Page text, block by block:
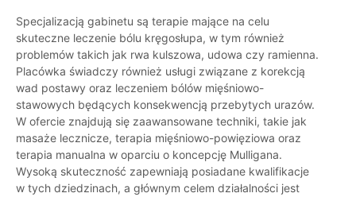
Specjalizacją gabinetu są terapie mające na celu
skuteczne leczenie bólu kręgosłupa, w tym również
problemów takich jak rwa kulszowa, udowa czy ramienna.
Placówka świadczy również usługi związane z korekcją
wad postawy oraz leczeniem bólów mięśniowo-
stawowych będących konsekwencją przebytych urazów.
W ofercie znajdują się zaawansowane techniki, takie jak
masaże lecznicze, terapia mięśniowo-powięziowa oraz
terapia manualna w oparciu o koncepcję Mulligana.
Wysoką skuteczność zapewniają posiadane kwalifikacje
w tych dziedzinach, a głównym celem działalności jest